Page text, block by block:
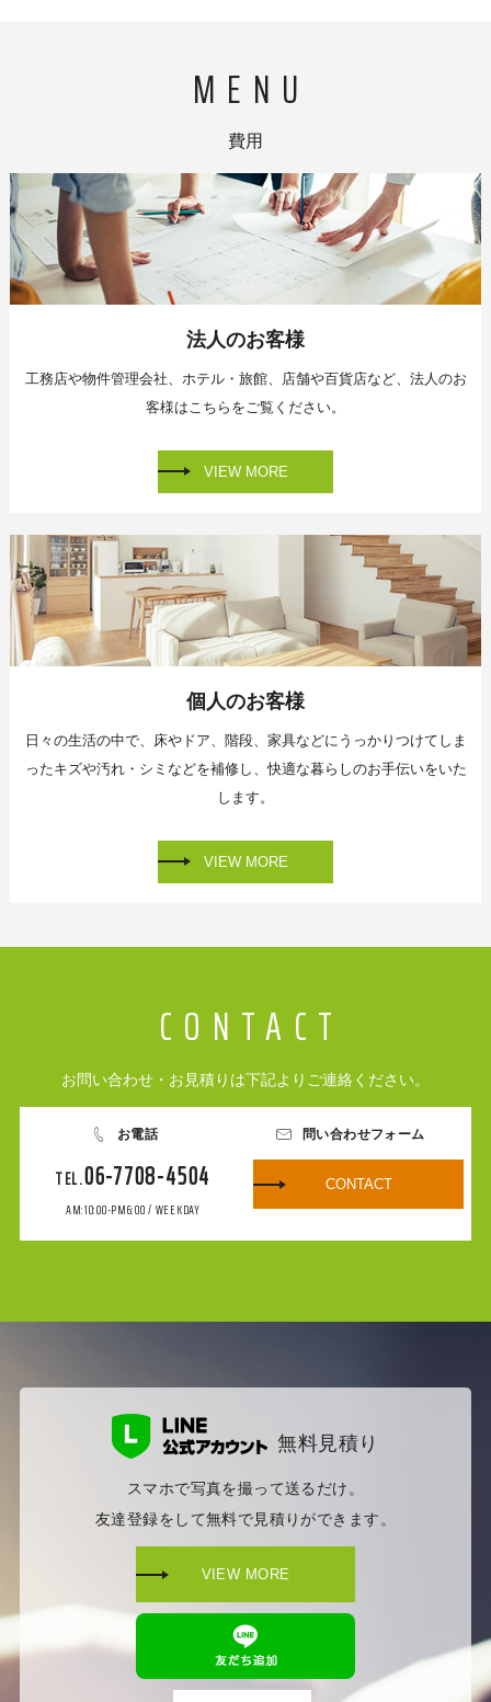
費用
法人のお客様
工務店や物件管理会社、 ホテル・旅館、店舗や百貨店など、 法人のお
客様はこちらをご覧ください。
VIEW MORE
個人のお客様
日々の生活の中で、床やドア、階段、家具などに うっかりつけてしま
ったキズや汚れ・シミなどを補修し、快適な暮らしのお手伝いをいた
します。
VIEW MORE
お問い合わせ・お見積りは下記よりご連絡ください。
お電話
06-7708-4504
AM:10:00-PM6:00 / WEEKDAY
問い合わせフォーム
CONTACT
無料見積り
スマホで写真を撮って送るだけ。
友達登録をして無料で見積りができます。
VIEW MORE